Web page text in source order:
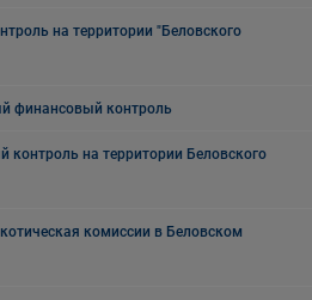
на территории "Беловского
финансовый контроль
на территории Беловского
комиссии в Беловском